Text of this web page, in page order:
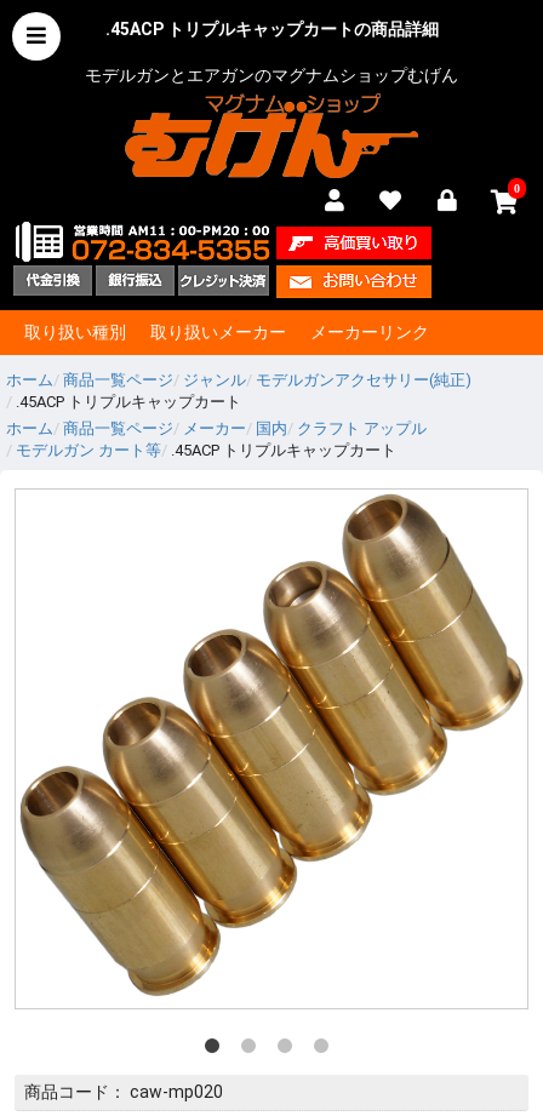
.45ACP トリプルキャップカートの商品詳細
モデルガンとエアガンのマグナムショップむげん
0
取り扱い種別 取り扱いメーカー メーカーリンク
ホーム 商品一覧ページ ジャンル モデルガンアクセサリー(純正)
.45ACP トリプルキャップカート
ホーム 商品一覧ページ メーカー 国内
クラフト アップル
モデルガン カート等 .45ACP トリプルキャップカート
商品コード： caw-mp020